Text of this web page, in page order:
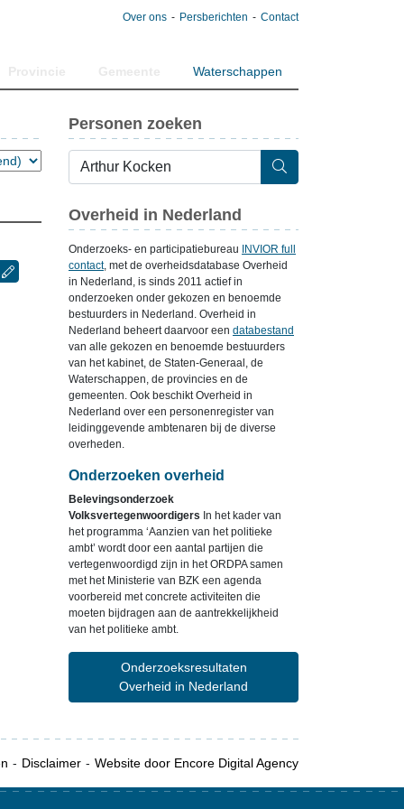
Over ons Persberichten Contact
Waterschappen
Personen zoeken
Overheid in Nederland
Onderzoeks- en participatiebureau
INVIOR full
contact, met de overheidsdatabase Overheid
in Nederland, is sinds 2011 actief in
onderzoeken onder gekozen en benoemde
bestuurders in Nederland. Overheid in
Nederland beheert daarvoor een databestand
van alle gekozen en benoemde bestuurders
van het kabinet, de Staten-Generaal, de
Waterschappen, de provincies en de
gemeenten. Ook beschikt Overheid in
Nederland over een personenregister van
leidinggevende ambtenaren bij de diverse
overheden.
Onderzoeken overheid
Belevingsonderzoek
Volksvertegenwoordigers In het kader van
het programma ‘Aanzien van het politieke
ambt’ wordt door een aantal partijen die
vertegenwoordigd zijn in het ORDPA samen
met het Ministerie van BZK een agenda
voorbereid met concrete activiteiten die
moeten bijdragen aan de aantrekkelijkheid
van het politieke ambt.
Onderzoeksresultaten
Overheid in Nederland
Disclaimer Website door Encore Digital Agency